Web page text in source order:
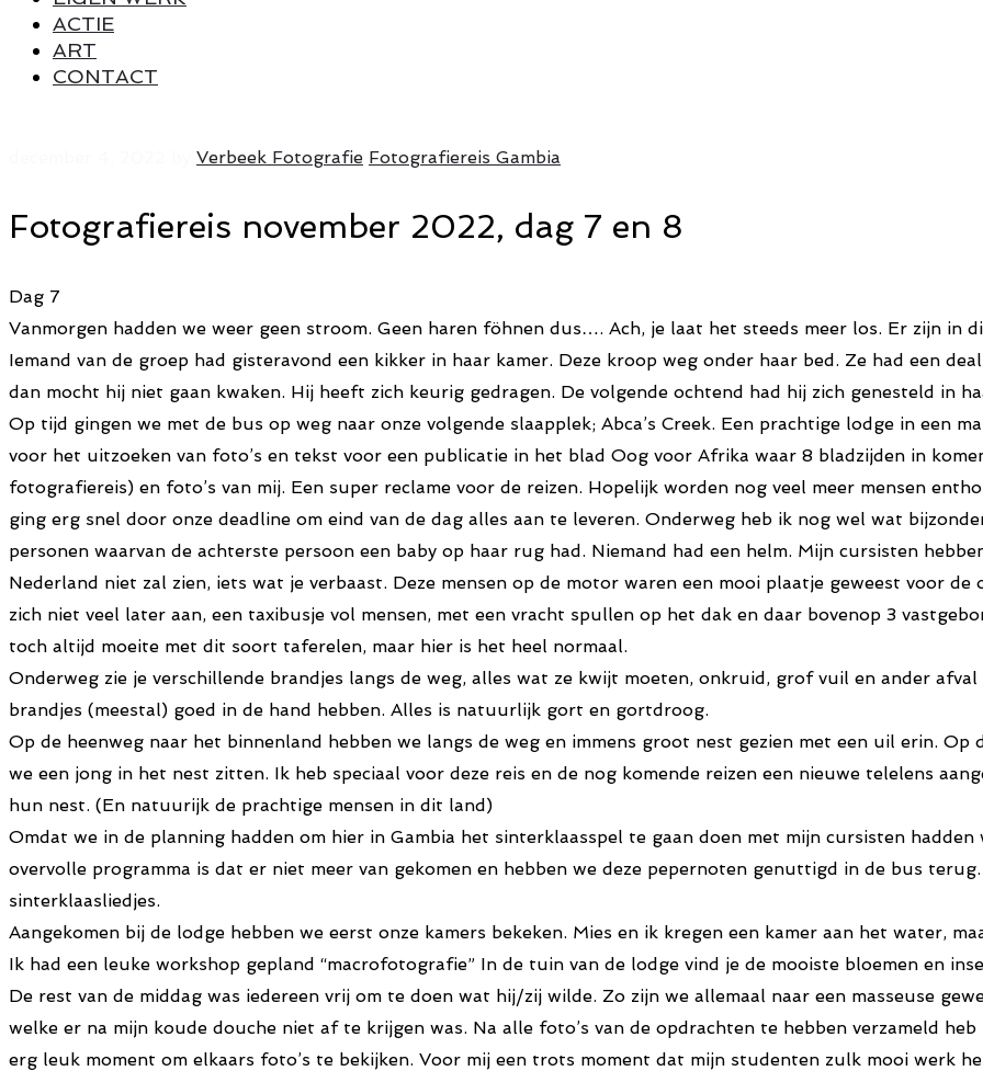
ACTIE
ART
CONTACT
Verbeek Fotografie Fotografiereis Gambia
Fotografiereis november 2022, dag 7 en 8
Dag 7
Vanmorgen hadden we weer geen stroom. Geen haren föhnen dus…. Ach, je laat het steeds meer los. Er zijn in
Iemand van de groep had gisteravond een kikker in haar kamer. Deze kroop weg onder haar bed. Ze had een
dan mocht hij niet gaan kwaken. Hij heeft zich keurig gedragen. De volgende ochtend had hij zich genesteld in
Op tijd gingen we met de bus op weg naar onze volgende slaapplek; Abca’s Creek. Een prachtige lodge in een
voor het uitzoeken van foto’s en tekst voor een publicatie in het blad Oog voor Afrika waar 8 bladzijden in
fotografiereis) en foto’s van mij. Een super reclame voor de reizen. Hopelijk worden nog veel meer mensen
ging erg snel door onze deadline om eind van de dag alles aan te leveren. Onderweg heb ik nog wel wat
personen waarvan de achterste persoon een baby op haar rug had. Niemand had een helm. Mijn cursisten
Nederland niet zal zien, iets wat je verbaast. Deze mensen op de motor waren een mooi plaatje geweest voor
zich niet veel later aan, een taxibusje vol mensen, met een vracht spullen op het dak en daar bovenop 3
toch altijd moeite met dit soort taferelen, maar hier is het heel normaal.
Onderweg zie je verschillende brandjes langs de weg, alles wat ze kwijt moeten, onkruid, grof vuil en ander
brandjes (meestal) goed in de hand hebben. Alles is natuurlijk gort en gortdroog.
Op de heenweg naar het binnenland hebben we langs de weg en immens groot nest gezien met een uil erin.
we een jong in het nest zitten. Ik heb speciaal voor deze reis en de nog komende reizen een nieuwe telelens
hun nest. (En natuurijk de prachtige mensen in dit land)
Omdat we in de planning hadden om hier in Gambia het sinterklaasspel te gaan doen met mijn cursisten
overvolle programma is dat er niet meer van gekomen en hebben we deze pepernoten genuttigd in de bus
sinterklaasliedjes.
Aangekomen bij de lodge hebben we eerst onze kamers bekeken. Mies en ik kregen een kamer aan het water,
Ik had een leuke workshop gepland “macrofotografie” In de tuin van de lodge vind je de mooiste bloemen en
De rest van de middag was iedereen vrij om te doen wat hij/zij wilde. Zo zijn we allemaal naar een masseuse
welke er na mijn koude douche niet af te krijgen was. Na alle foto’s van de opdrachten te hebben verzameld
erg leuk moment om elkaars foto’s te bekijken. Voor mij een trots moment dat mijn studenten zulk mooi werk